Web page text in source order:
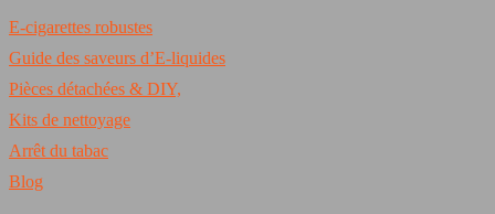
E-cigarettes robustes
Guide des saveurs d’E-liquides
Pièces détachées & DIY,
Kits de nettoyage
Arrêt du tabac
Blog